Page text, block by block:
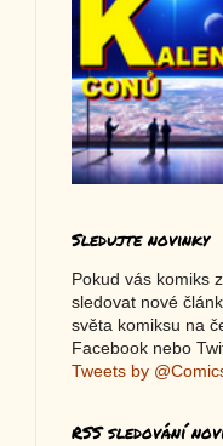
Sledujte novinky
Pokud vás komiks
sledovat nové
světa komiksu na
Facebook nebo
Tweets by
RSS sledování